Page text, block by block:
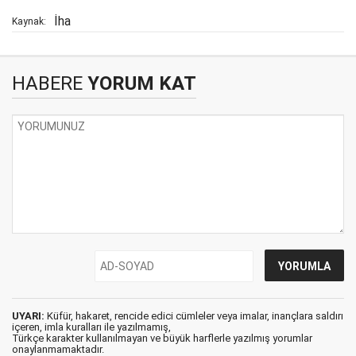
Kaynak: İha
HABERE YORUM KAT
UYARI: Küfür, hakaret, rencide edici cümleler veya imalar, inançlara saldırı
içeren, imla kuralları ile yazılmamış,
Türkçe karakter kullanılmayan ve büyük harflerle yazılmış yorumlar
onaylanmamaktadır.